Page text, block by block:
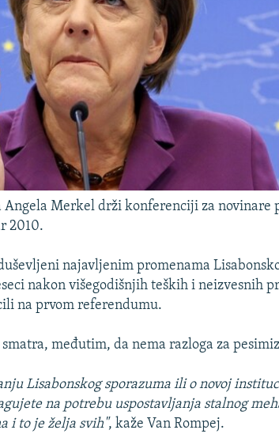
Angela Merkel drži konferenciji za novinare
2010.
najavljenim promenama
nakon višegodišnjih teških i neizvesnih
na prvom referendumu.
međutim, da nema razloga za
Lisabonskog sporazuma ili o novoj
na potrebu uspostavljanja stalnog
i to je želja svih", kaže Van Rompej.